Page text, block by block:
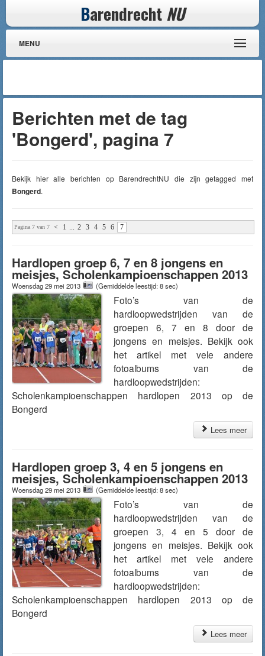
Barendrecht NU
MENU
Berichten met de tag
'Bongerd', pagina 7
Bekijk hier alle berichten op BarendrechtNU die zijn getagged met
Bongerd.
Pagina 7 van 7 < 1 ... 2 3 4 5 6 7
Hardlopen groep 6, 7 en 8 jongens en
meisjes, Scholenkampioenschappen 2013
Woensdag 29 mei 2013 (Gemiddelde leestijd: 8 sec)
Foto’s van de
hardloopwedstrijden van de
groepen 6, 7 en 8 door de
jongens en meisjes. Bekijk ook
het artikel met vele andere
fotoalbums van de
hardloopwedstrijden:
Scholenkampioenschappen hardlopen 2013 op de
Bongerd
Lees meer
Hardlopen groep 3, 4 en 5 jongens en
meisjes, Scholenkampioenschappen 2013
Woensdag 29 mei 2013 (Gemiddelde leestijd: 8 sec)
Foto’s van de
hardloopwedstrijden van de
groepen 3, 4 en 5 door de
jongens en meisjes. Bekijk ook
het artikel met vele andere
fotoalbums van de
hardloopwedstrijden:
Scholenkampioenschappen hardlopen 2013 op de
Bongerd
Lees meer